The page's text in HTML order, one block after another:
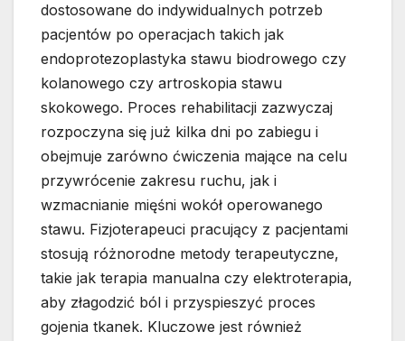
dostosowane do indywidualnych potrzeb
pacjentów po operacjach takich jak
endoprotezoplastyka stawu biodrowego czy
kolanowego czy artroskopia stawu
skokowego. Proces rehabilitacji zazwyczaj
rozpoczyna się już kilka dni po zabiegu i
obejmuje zarówno ćwiczenia mające na celu
przywrócenie zakresu ruchu, jak i
wzmacnianie mięśni wokół operowanego
stawu. Fizjoterapeuci pracujący z pacjentami
stosują różnorodne metody terapeutyczne,
takie jak terapia manualna czy elektroterapia,
aby złagodzić ból i przyspieszyć proces
gojenia tkanek. Kluczowe jest również